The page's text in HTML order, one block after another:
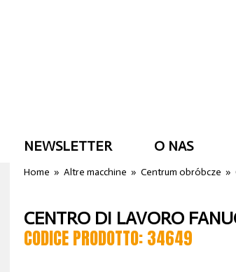
NEWSLETTER O NAS
Home »Altre macchine »Centrum obróbcze »
CENTRO DI LAVORO
CODICE PRODOTTO: 34649